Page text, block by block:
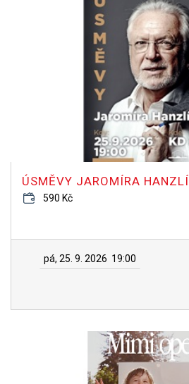
ÚSMĚVY JAROMÍRA
590 Kč
pá, 25. 9. 2026 19:00